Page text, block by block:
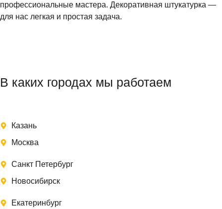
профессиональные мастера. Декоративная штукатурка —
для нас легкая и простая задача.
В каких городах мы работаем
Казань
Москва
Санкт Петербург
Новосибирск
Екатеринбург